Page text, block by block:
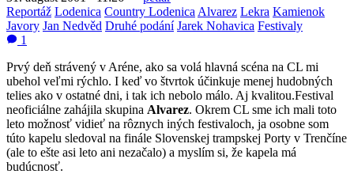
Reportáž Lodenica Country Lodenica Alvarez Lekra Kamienok
Javory Jan Nedvěd Druhé podání Jarek Nohavica Festivaly
1
Prvý deň strávený v Aréne, ako sa volá hlavná scéna na CL mi
ubehol veľmi rýchlo. I keď vo štvrtok účinkuje menej hudobných
telies ako v ostatné dni, i tak ich nebolo málo. Aj kvalitou.Festival
neoficiálne zahájila skupina Alvarez. Okrem CL sme ich mali toto
leto možnosť vidieť na rôznych iných festivaloch, ja osobne som
túto kapelu sledoval na finále Slovenskej trampskej Porty v Trenčíne
(ale to ešte asi leto ani nezačalo) a myslím si, že kapela má
budúcnosť.